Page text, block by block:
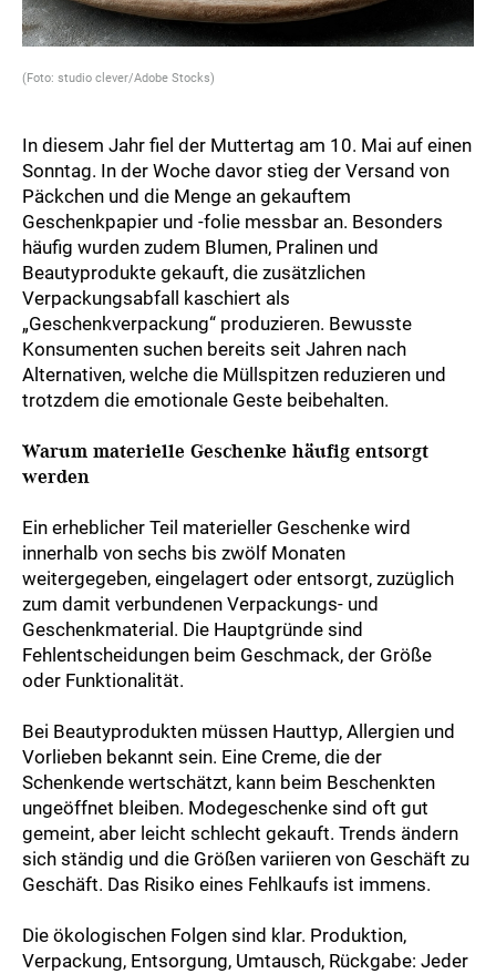
(Foto: studio clever/Adobe Stocks)
In diesem Jahr fiel der Muttertag am 10. Mai auf einen
Sonntag. In der Woche davor stieg der Versand von
Päckchen und die Menge an gekauftem
Geschenkpapier und -folie messbar an. Besonders
häufig wurden zudem Blumen, Pralinen und
Beautyprodukte gekauft, die zusätzlichen
Verpackungsabfall kaschiert als
„Geschenkverpackung“ produzieren. Bewusste
Konsumenten suchen bereits seit Jahren nach
Alternativen, welche die Müllspitzen reduzieren und
trotzdem die emotionale Geste beibehalten.
Warum materielle Geschenke häufig entsorgt
werden
Ein erheblicher Teil materieller Geschenke wird
innerhalb von sechs bis zwölf Monaten
weitergegeben, eingelagert oder entsorgt, zuzüglich
zum damit verbundenen Verpackungs- und
Geschenkmaterial. Die Hauptgründe sind
Fehlentscheidungen beim Geschmack, der Größe
oder Funktionalität.
Bei Beautyprodukten müssen Hauttyp, Allergien und
Vorlieben bekannt sein. Eine Creme, die der
Schenkende wertschätzt, kann beim Beschenkten
ungeöffnet bleiben. Modegeschenke sind oft gut
gemeint, aber leicht schlecht gekauft. Trends ändern
sich ständig und die Größen variieren von Geschäft zu
Geschäft. Das Risiko eines Fehlkaufs ist immens.
Die ökologischen Folgen sind klar. Produktion,
Verpackung, Entsorgung, Umtausch, Rückgabe: Jeder